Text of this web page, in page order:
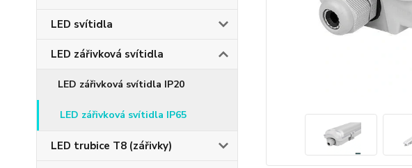
LED svítidla
LED zářivková svítidla
LED zářivková svítidla IP20
LED zářivková svítidla IP65
LED trubice T8 (zářivky)